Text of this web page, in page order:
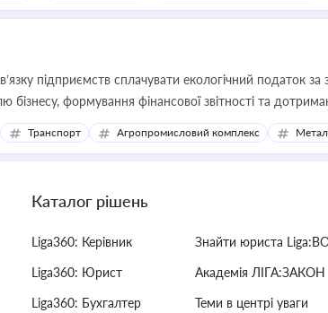
підприємств сплачувати екологічний податок
бізнесу, формування фінансової звітності та
Транспорт Агропромисловий комплекс
Каталог рішень
Liga360: Керівник
Liga360: Юрист
Liga360: Бухгалтер
Знайти юриста
Академія ЛІГА:ЗАКОН
Теми в центрі уваги